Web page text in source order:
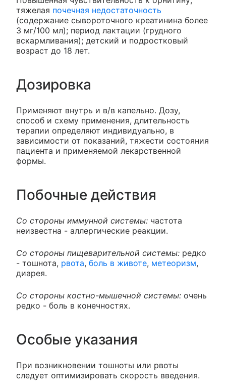
тяжелая почечная недостаточность
(содержание сывороточного креатинина более
3 мг/100 мл); период лактации (грудного
вскармливания); детский и подростковый
возраст до 18 лет.
Дозировка
Применяют внутрь и в/в капельно. Дозу,
способ и схему применения, длительность
терапии определяют индивидуально, в
зависимости от показаний, тяжести состояния
пациента и применяемой лекарственной
формы.
Побочные действия
Со стороны иммунной системы: частота
неизвестна - аллергические реакции.
Со стороны пищеварительной системы: редко
- тошнота, рвота, боль в животе, метеоризм,
диарея.
Со стороны костно-мышечной системы: очень
редко - боль в конечностях.
Особые указания
При возникновении тошноты или рвоты
следует оптимизировать скорость введения.